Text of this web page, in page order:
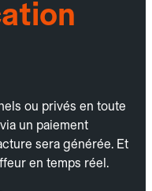
ou privés en toute
un paiement
sera générée. Et
en temps réel.